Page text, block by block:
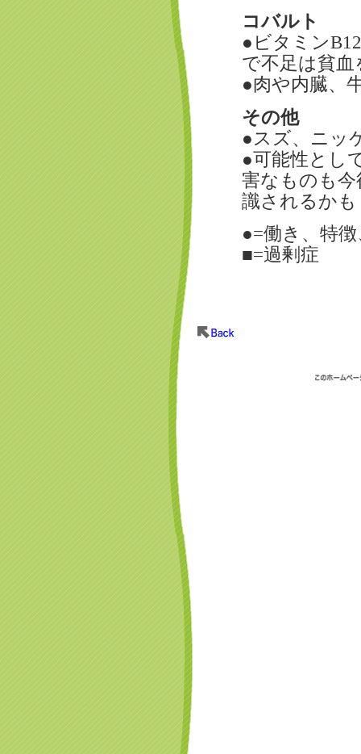
コバルト
●ビタミン
で不足は貧血
●肉や内臓、
その他
●スズ、ニッ
●可能性とし
害なものも
識されるか
●=働き、特
■=過剰症